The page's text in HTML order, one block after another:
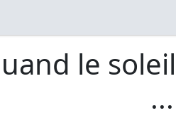
le
...